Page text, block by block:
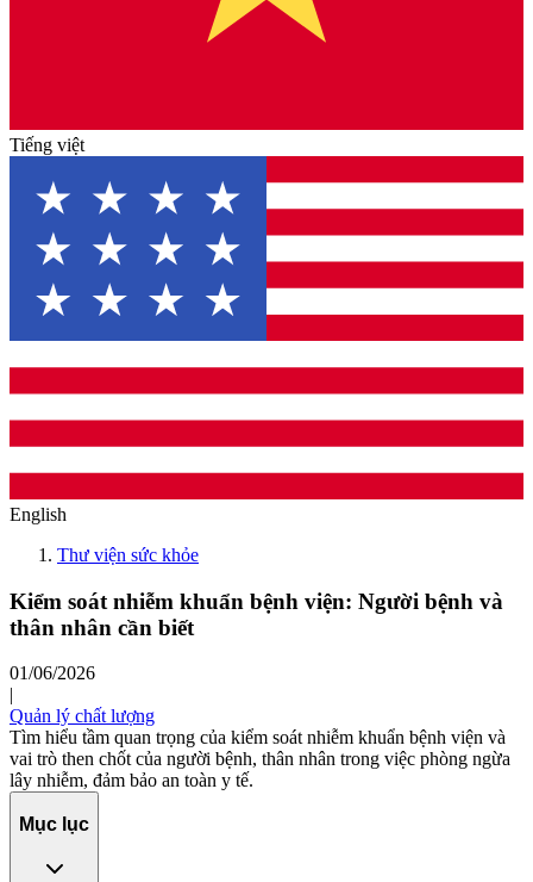
Tiếng việt
English
Thư viện sức khỏe
Kiểm soát nhiễm khuẩn bệnh viện: Người bệnh và
thân nhân cần biết
01/06/2026
|
Quản lý chất lượng
Tìm hiểu tầm quan trọng của kiểm soát nhiễm khuẩn bệnh viện và
vai trò then chốt của người bệnh, thân nhân trong việc phòng ngừa
lây nhiễm, đảm bảo an toàn y tế.
Mục lục